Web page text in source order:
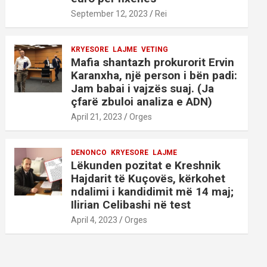
September 12, 2023 Rei
KRYESORE LAJME VETING
Mafia shantazh prokurorit Ervin
Karanxha, një person i bën padi:
Jam babai i vajzës suaj. (Ja
çfarë zbuloi analiza e ADN)
April 21, 2023 Orges
DENONCO KRYESORE LAJME
Lëkunden pozitat e Kreshnik
Hajdarit të Kuçovës, kërkohet
ndalimi i kandidimit më 14 maj;
Ilirian Celibashi në test
April 4, 2023 Orges